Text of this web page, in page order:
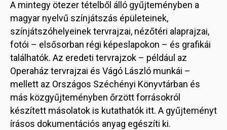
A mintegy ötezer tételből álló gyűjteményben a
magyar nyelvű színjátszás épületeinek,
színjátszóhelyeinek tervrajzai, nézőtéri alaprajzai,
fotói – elsősorban régi képeslapokon – és grafikái
találhatók. Az eredeti tervrajzok – például az
Operaház tervrajzai és Vágó László munkái –
mellett az Országos Széchényi Könyvtárban és
más közgyűjteményben őrzött forrásokról
készített másolatok is kutathatók itt. A gyűjteményt
írásos dokumentációs anyag egészíti ki.